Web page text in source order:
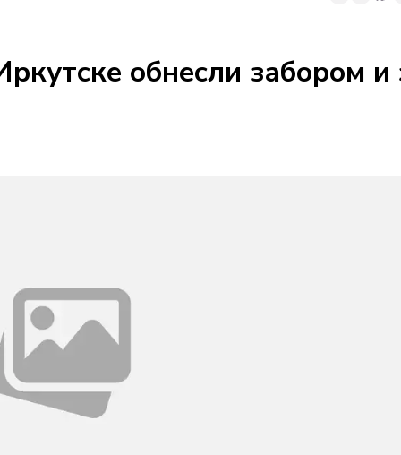
обнесли забором